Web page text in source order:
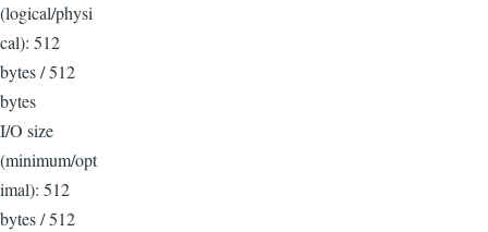
(logical/physi
cal): 512
bytes / 512
bytes
I/O size
(minimum/opt
imal): 512
bytes / 512